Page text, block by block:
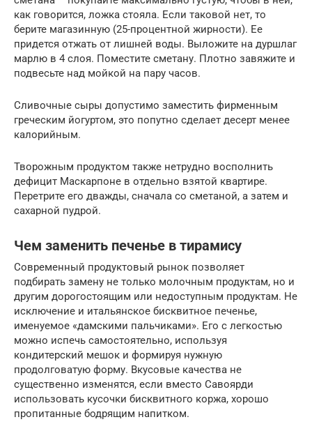
как говорится, ложка стояла. Если таковой нет, то
берите магазинную (25-процентной жирности). Ее
придется отжать от лишней воды. Выложите на дуршлаг
марлю в 4 слоя. Поместите сметану. Плотно завяжите и
подвесьте над мойкой на пару часов.
Сливочные сыры допустимо заместить фирменным
греческим йогуртом, это попутно сделает десерт менее
калорийным.
Творожным продуктом также нетрудно восполнить
дефицит Маскарпоне в отдельно взятой квартире.
Перетрите его дважды, сначала со сметаной, а затем и
сахарной пудрой.
Чем заменить печенье в тирамису
Современный продуктовый рынок позволяет
подбирать замену не только молочным продуктам, но и
другим дорогостоящим или недоступным продуктам. Не
исключение и итальянское бисквитное печенье,
именуемое «дамскими пальчиками». Его с легкостью
можно испечь самостоятельно, используя
кондитерский мешок и формируя нужную
продолговатую форму. Вкусовые качества не
существенно изменятся, если вместо Савоярди
использовать кусочки бисквитного коржа, хорошо
пропитанные бодрящим напитком.